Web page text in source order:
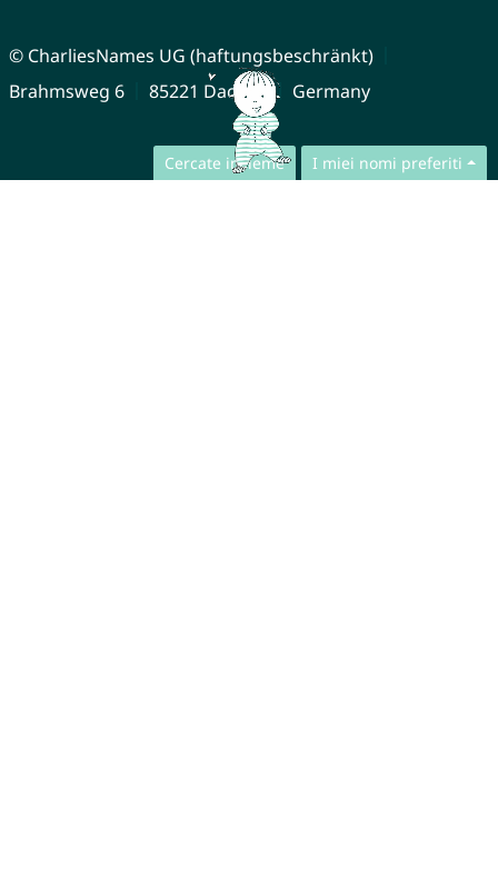
Cercate insieme I miei nomi preferiti
© CharliesNames UG (haftungsbeschränkt)
Brahmsweg 6
85221 Dachau Germany